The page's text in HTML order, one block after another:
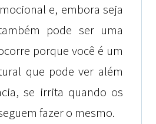
e, embora seja
pode ser uma
porque você é um
que pode ver além
se irrita quando os
fazer o mesmo.